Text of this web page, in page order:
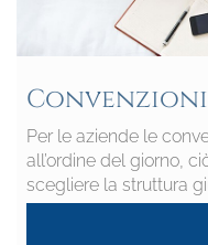
Per le aziende le
all’ordine del giorno,
scegliere la struttura